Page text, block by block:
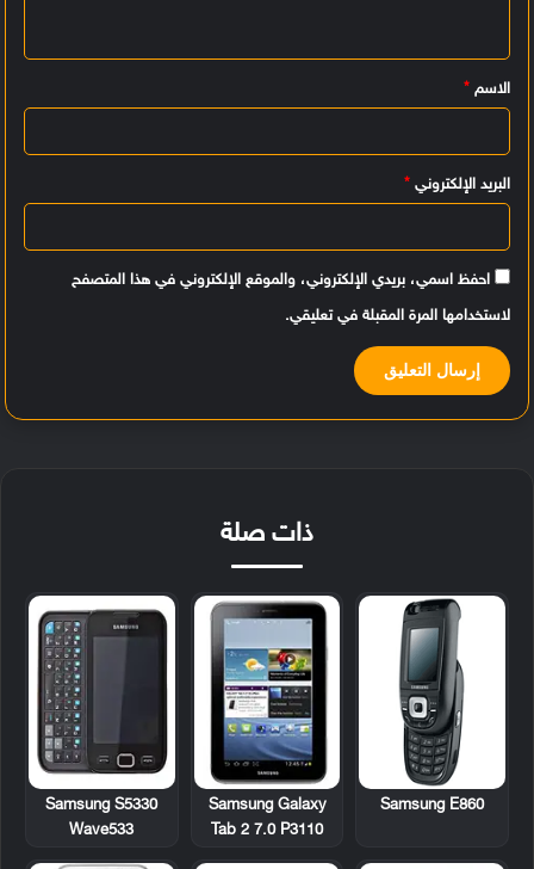
ي
ق
الاسم *
البريد الإلكتروني *
احفظ اسمي، بريدي الإلكتروني، والموقع الإلكتروني في هذا المتصفح
لاستخدامها المرة المقبلة في تعليقي.
ذات صلة
Samsung E860
Samsung Galaxy
Tab 2 7.0 P3110
Samsung S5330
Wave533